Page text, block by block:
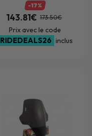
-17%
143.81€ 173.50€
Prix avec le code
RIDEDEALS26 inclus